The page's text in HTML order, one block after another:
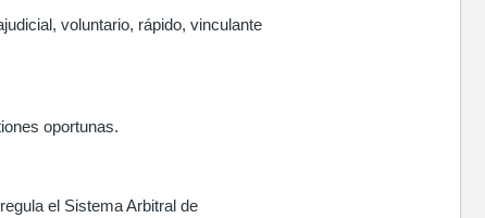
voluntario, rápido, vinculante
oportunas.
el Sistema Arbitral de